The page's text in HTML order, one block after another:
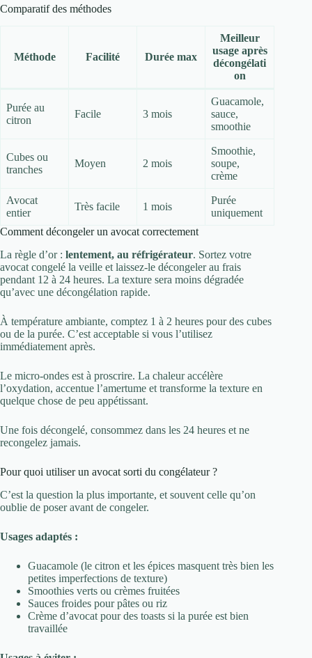
Comparatif des méthodes
Méthode Facilité Durée max
Meilleur
usage après
décongélati
on
Purée au
citron
Facile 3 mois
Guacamole,
sauce,
smoothie
Cubes ou
tranches
Moyen 2 mois
Smoothie,
soupe,
crème
Avocat
entier
Très facile 1 mois
Purée
uniquement
Comment décongeler un avocat correctement
La règle d’or : lentement, au réfrigérateur. Sortez votre
avocat congelé la veille et laissez-le décongeler au frais
pendant 12 à 24 heures. La texture sera moins dégradée
qu’avec une décongélation rapide.
À température ambiante, comptez 1 à 2 heures pour des cubes
ou de la purée. C’est acceptable si vous l’utilisez
immédiatement après.
Le micro-ondes est à proscrire. La chaleur accélère
l’oxydation, accentue l’amertume et transforme la texture en
quelque chose de peu appétissant.
Une fois décongelé, consommez dans les 24 heures et ne
recongelez jamais.
Pour quoi utiliser un avocat sorti du congélateur ?
C’est la question la plus importante, et souvent celle qu’on
oublie de poser avant de congeler.
Usages adaptés :
Guacamole (le citron et les épices masquent très bien les
petites imperfections de texture)
Smoothies verts ou crèmes fruitées
Sauces froides pour pâtes ou riz
Crème d’avocat pour des toasts si la purée est bien
travaillée